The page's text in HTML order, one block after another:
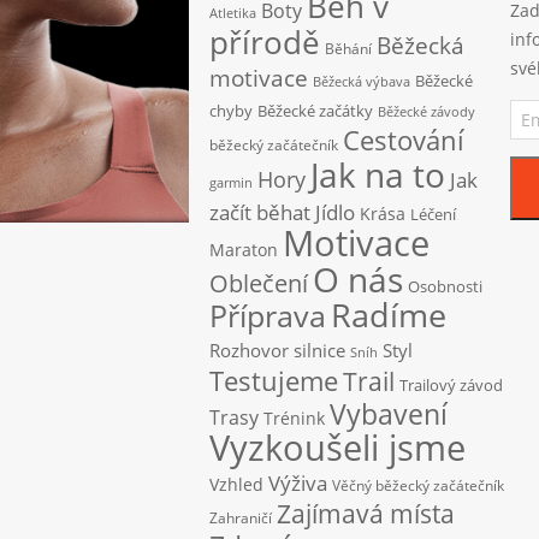
Atletika Boty
přírodě Běhání Běžecká
motivace Běžecká výbava Běžecké
chyby Běžecké začátky Běžecké závody
běžecký začátečník Cestování
garmin Hory Jak na to Jak
začít běhat Jídlo Krása Léčení
Maraton Motivace
OblečeníO nás Osobnosti
Příprava Radíme
Rozhovor silnice Sníh Styl
TestujemeTrail Trailový závod
Trasy Trénink Vybavení
Vyzkoušeli jsme
Vzhled Výživa Věčný běžecký začátečník
Zahraničí Zajímavá místa